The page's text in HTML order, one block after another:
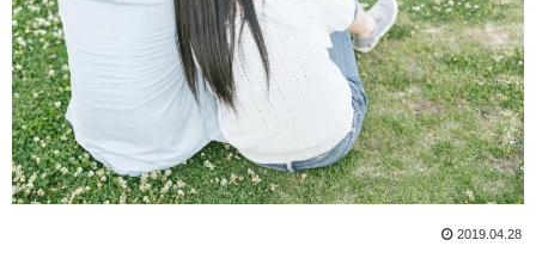
2019.04.28